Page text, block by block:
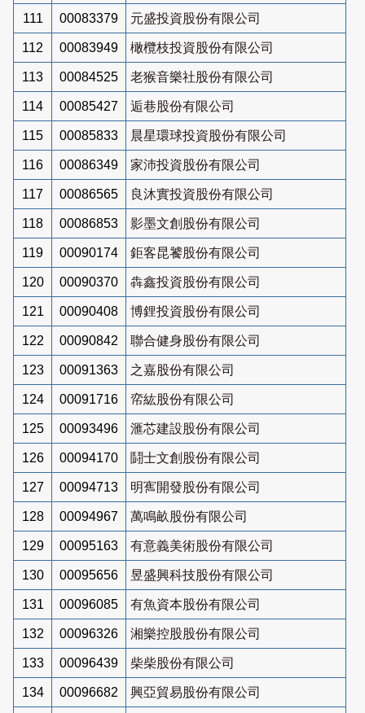
111 00083379 元盛投資股份有限公司
112 00083949 橄欖枝投資股份有限公司
113 00084525 老猴音樂社股份有限公司
114 00085427 逅巷股份有限公司
115 00085833 晨星環球投資股份有限公司
116 00086349 家沛投資股份有限公司
117 00086565 良沐實投資股份有限公司
118 00086853 影墨文創股份有限公司
119 00090174 鉅客昆饕股份有限公司
120 00090370 犇鑫投資股份有限公司
121 00090408 博鋰投資股份有限公司
122 00090842 聯合健身股份有限公司
123 00091363 之嘉股份有限公司
124 00091716 帟紘股份有限公司
125 00093496 滙芯建設股份有限公司
126 00094170 鬪士文創股份有限公司
127 00094713 明寯開發股份有限公司
128 00094967 萬鳴畝股份有限公司
129 00095163 有意義美術股份有限公司
130 00095656 昱盛興科技股份有限公司
131 00096085 有魚資本股份有限公司
132 00096326 湘樂控股股份有限公司
133 00096439 柴柴股份有限公司
134 00096682 興亞貿易股份有限公司